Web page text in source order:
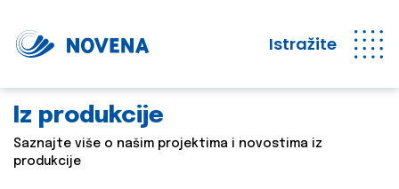
Istražite
Iz produkcije
Saznajte više o našim projektima i novostima iz
produkcije